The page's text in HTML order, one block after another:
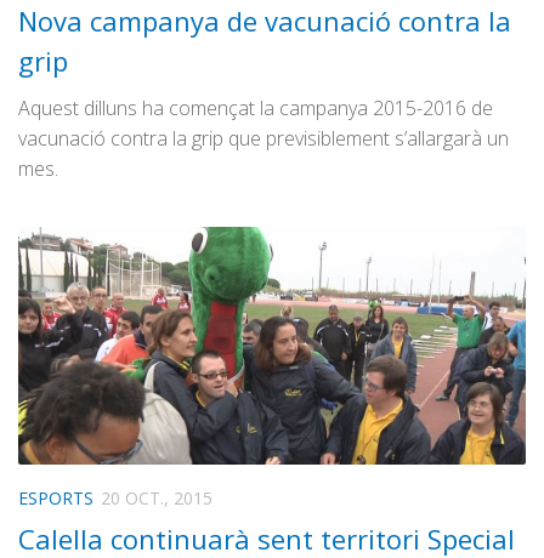
Nova campanya de vacunació contra la
grip
Aquest dilluns ha començat la campanya 2015-2016 de
vacunació contra la grip que previsiblement s’allargarà un
mes.
ESPORTS 20 OCT., 2015
Calella continuarà sent territori Special